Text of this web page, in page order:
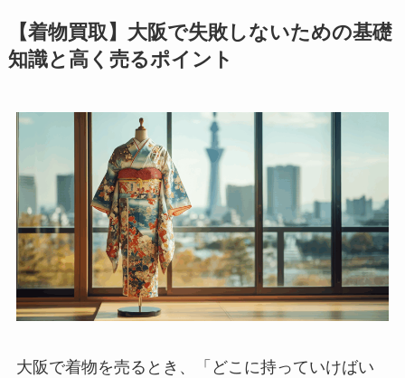
【着物買取】大阪で失敗しないための基礎
知識と高く売るポイント
大阪で着物を売るとき、「どこに持っていけばい